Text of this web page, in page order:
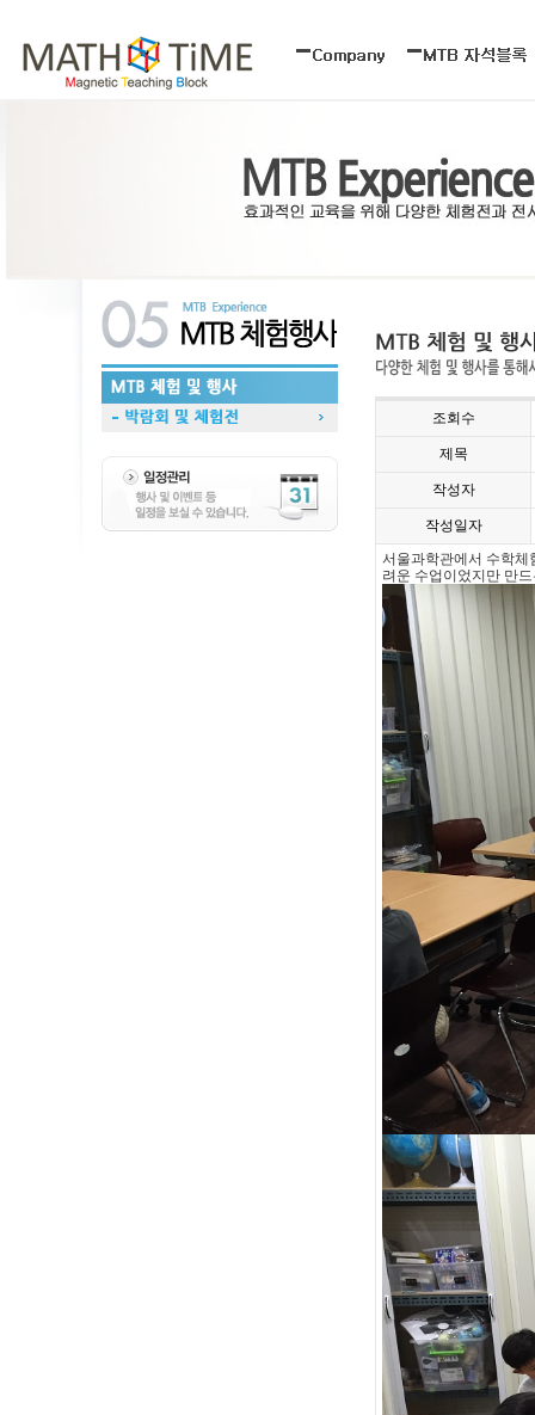
조회수
제목
작성자
작성일자
서울과학관에서 수학체
려운 수업이었지만 만